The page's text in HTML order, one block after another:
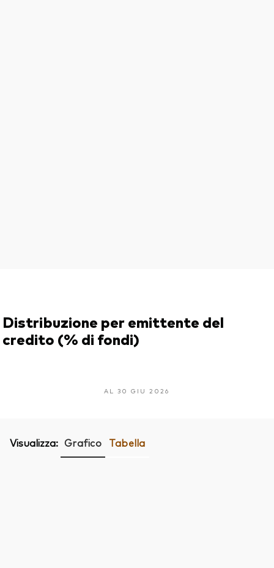
Distribuzione per emittente del
credito (% di fondi)
AL 30 GIU 2026
Visualizza: Grafico Tabella